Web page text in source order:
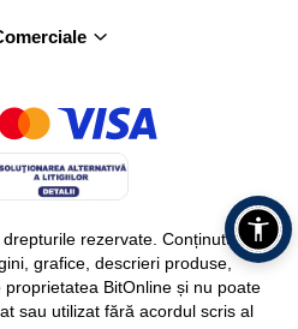
rezervate. Conținutul
grafice, descrieri produse,
BitOnline și nu poate
sau utilizat fără acordul scris al